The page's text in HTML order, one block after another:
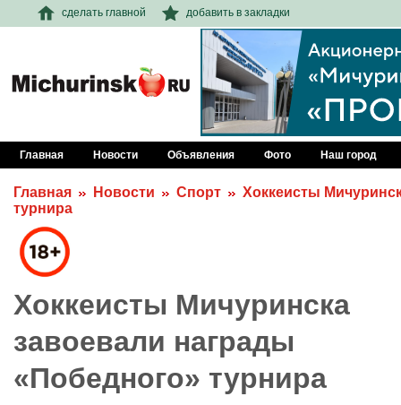
сделать главной добавить в закладки
Главная Новости Объявления Фото Наш город
Главная Новости Спорт
Хоккеисты
турнира
Хоккеисты Мичуринска
завоевали награды
«Победного» турнира